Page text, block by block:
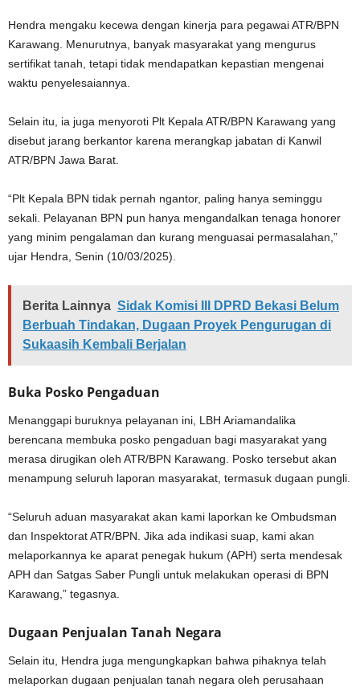
Hendra mengaku kecewa dengan kinerja para pegawai ATR/BPN
Karawang. Menurutnya, banyak masyarakat yang mengurus
sertifikat tanah, tetapi tidak mendapatkan kepastian mengenai
waktu penyelesaiannya.
Selain itu, ia juga menyoroti Plt Kepala ATR/BPN Karawang yang
disebut jarang berkantor karena merangkap jabatan di Kanwil
ATR/BPN Jawa Barat.
“Plt Kepala BPN tidak pernah ngantor, paling hanya seminggu
sekali. Pelayanan BPN pun hanya mengandalkan tenaga honorer
yang minim pengalaman dan kurang menguasai permasalahan,”
ujar Hendra, Senin (10/03/2025).
Berita Lainnya Sidak Komisi III DPRD Bekasi Belum
Berbuah Tindakan, Dugaan Proyek Pengurugan di
Sukaasih Kembali Berjalan
Buka Posko Pengaduan
Menanggapi buruknya pelayanan ini, LBH Ariamandalika
berencana membuka posko pengaduan bagi masyarakat yang
merasa dirugikan oleh ATR/BPN Karawang. Posko tersebut akan
menampung seluruh laporan masyarakat, termasuk dugaan pungli.
“Seluruh aduan masyarakat akan kami laporkan ke Ombudsman
dan Inspektorat ATR/BPN. Jika ada indikasi suap, kami akan
melaporkannya ke aparat penegak hukum (APH) serta mendesak
APH dan Satgas Saber Pungli untuk melakukan operasi di BPN
Karawang,” tegasnya.
Dugaan Penjualan Tanah Negara
Selain itu, Hendra juga mengungkapkan bahwa pihaknya telah
melaporkan dugaan penjualan tanah negara oleh perusahaan